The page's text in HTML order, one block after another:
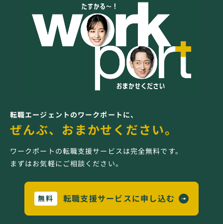
転職エージェントのワークポートに、
ぜんぶ、おまかせください。
ワークポートの転職支援サービスは完全無料です。
まずはお気軽にご相談ください。
無料 転職支援サービスに申し込む